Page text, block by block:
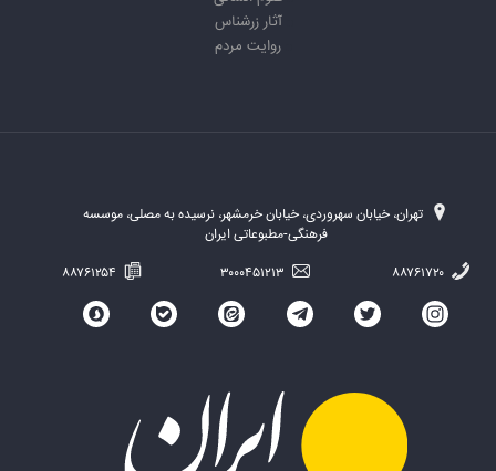
آثار زرشناس
روایت مردم
تهران، خیابان سهروردی، خیابان خرمشهر، نرسیده به مصلی، موسسه
فرهنگی-مطبوعاتی ایران